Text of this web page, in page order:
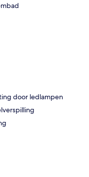
door ledlampen